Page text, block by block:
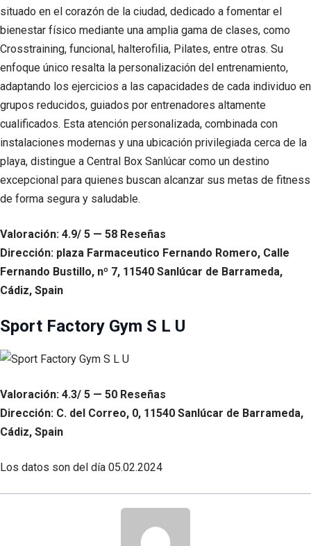
situado en el corazón de la ciudad, dedicado a fomentar el
bienestar físico mediante una amplia gama de clases, como
Crosstraining, funcional, halterofilia, Pilates, entre otras. Su
enfoque único resalta la personalización del entrenamiento,
adaptando los ejercicios a las capacidades de cada individuo en
grupos reducidos, guiados por entrenadores altamente
cualificados. Esta atención personalizada, combinada con
instalaciones modernas y una ubicación privilegiada cerca de la
playa, distingue a Central Box Sanlúcar como un destino
excepcional para quienes buscan alcanzar sus metas de fitness
de forma segura y saludable.
Valoración: 4.9/ 5 — 58 Reseñas
Dirección: plaza Farmaceutico Fernando Romero, Calle
Fernando Bustillo, nº 7, 11540 Sanlúcar de Barrameda,
Cádiz, Spain
Sport Factory Gym S L U
Valoración: 4.3/ 5 — 50 Reseñas
Dirección: C. del Correo, 0, 11540 Sanlúcar de Barrameda,
Cádiz, Spain
Los datos son del día 05.02.2024